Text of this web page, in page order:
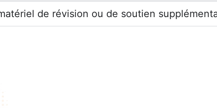
de révision ou de soutien